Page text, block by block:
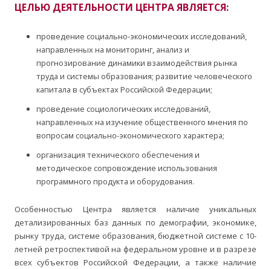
ЦЕЛЬЮ ДЕЯТЕЛЬНОСТИ ЦЕНТРА ЯВЛЯЕТСЯ:
проведение социально-экономических исследований,
направленных на мониторинг, анализ и
прогнозирование динамики взаимодействия рынка
труда и системы образования; развитие человеческого
капитала в субъектах Российской Федерации;
проведение социологических исследований,
направленных на изучение общественного мнения по
вопросам социально-экономического характера;
организация технического обеспечения и
методическое сопровождение использования
программного продукта и оборудования.
Особенностью Центра является наличие уникальных
детализированных баз данных по демографии, экономике,
рынку труда, системе образования, бюджетной системе с 10-
летней ретроспективой на федеральном уровне и в разрезе
всех субъектов Российской Федерации, а также наличие